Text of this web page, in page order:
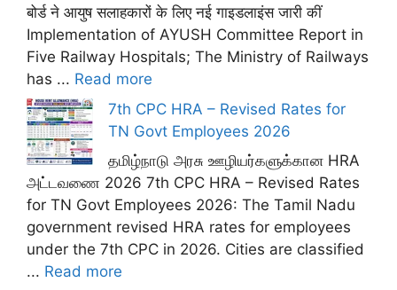
बोर्ड ने आयुष सलाहकारों के लिए नई गाइडलाइंस जारी कीं
Implementation of AYUSH Committee Report in
Five Railway Hospitals; The Ministry of Railways
has ... Read more
7th CPC HRA – Revised Rates for
TN Govt Employees 2026
தமிழ்நாடு அரசு ஊழியர்களுக்கான HRA
அட்டவணை 2026 7th CPC HRA – Revised Rates
for TN Govt Employees 2026: The Tamil Nadu
government revised HRA rates for employees
under the 7th CPC in 2026. Cities are classified
... Read more